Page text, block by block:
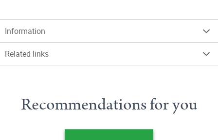
Information
Related links
Recommendations for you